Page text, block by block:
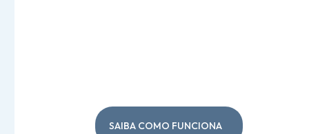
SAIBA COMO FUNCIONA